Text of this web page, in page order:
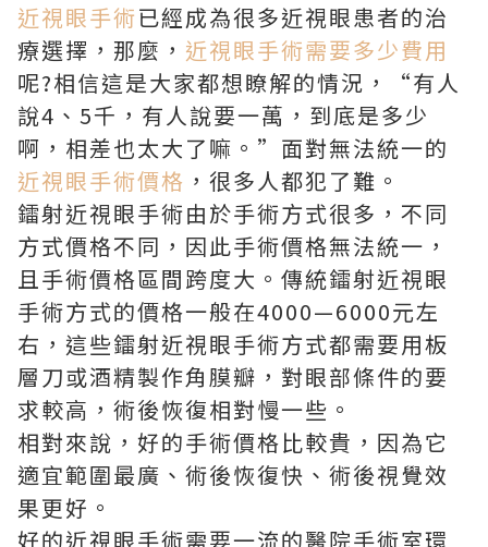
近視眼手術已經成為很多近視眼患者的治
療選擇，那麼， 近視眼手術需要多少費用
呢?相信這是大家都想瞭解的情況，“有人
說4、5千，有人說要一萬，到底是多少
啊，相差也太大了嘛。”面對無法統一的
近視眼手術價格 ，很多人都犯了難。
鐳射近視眼手術由於手術方式很多，不同
方式價格不同，因此手術價格無法統一，
且手術價格區間跨度大。傳統鐳射近視眼
手術方式的價格一般在4000—6000元左
右，這些鐳射近視眼手術方式都需要用板
層刀或酒精製作角膜瓣，對眼部條件的要
求較高，術後恢復相對慢一些。
相對來說，好的手術價格比較貴，因為它
適宜範圍最廣、術後恢復快、術後視覺效
果更好。
好的近視眼手術需要一流的醫院手術室環